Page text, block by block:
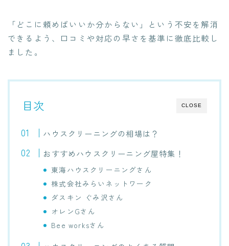
「どこに頼めばいいか分からない」という不安を解消
できるよう、口コミや対応の早さを基準に徹底比較し
ました。
CLOSE
目次
ハウスクリーニングの相場は？
おすすめハウスクリーニング屋特集！
東海ハウスクリーニングさん
株式会社みらいネットワーク
ダスキン ぐみ沢さん
オレンGさん
Bee worksさん